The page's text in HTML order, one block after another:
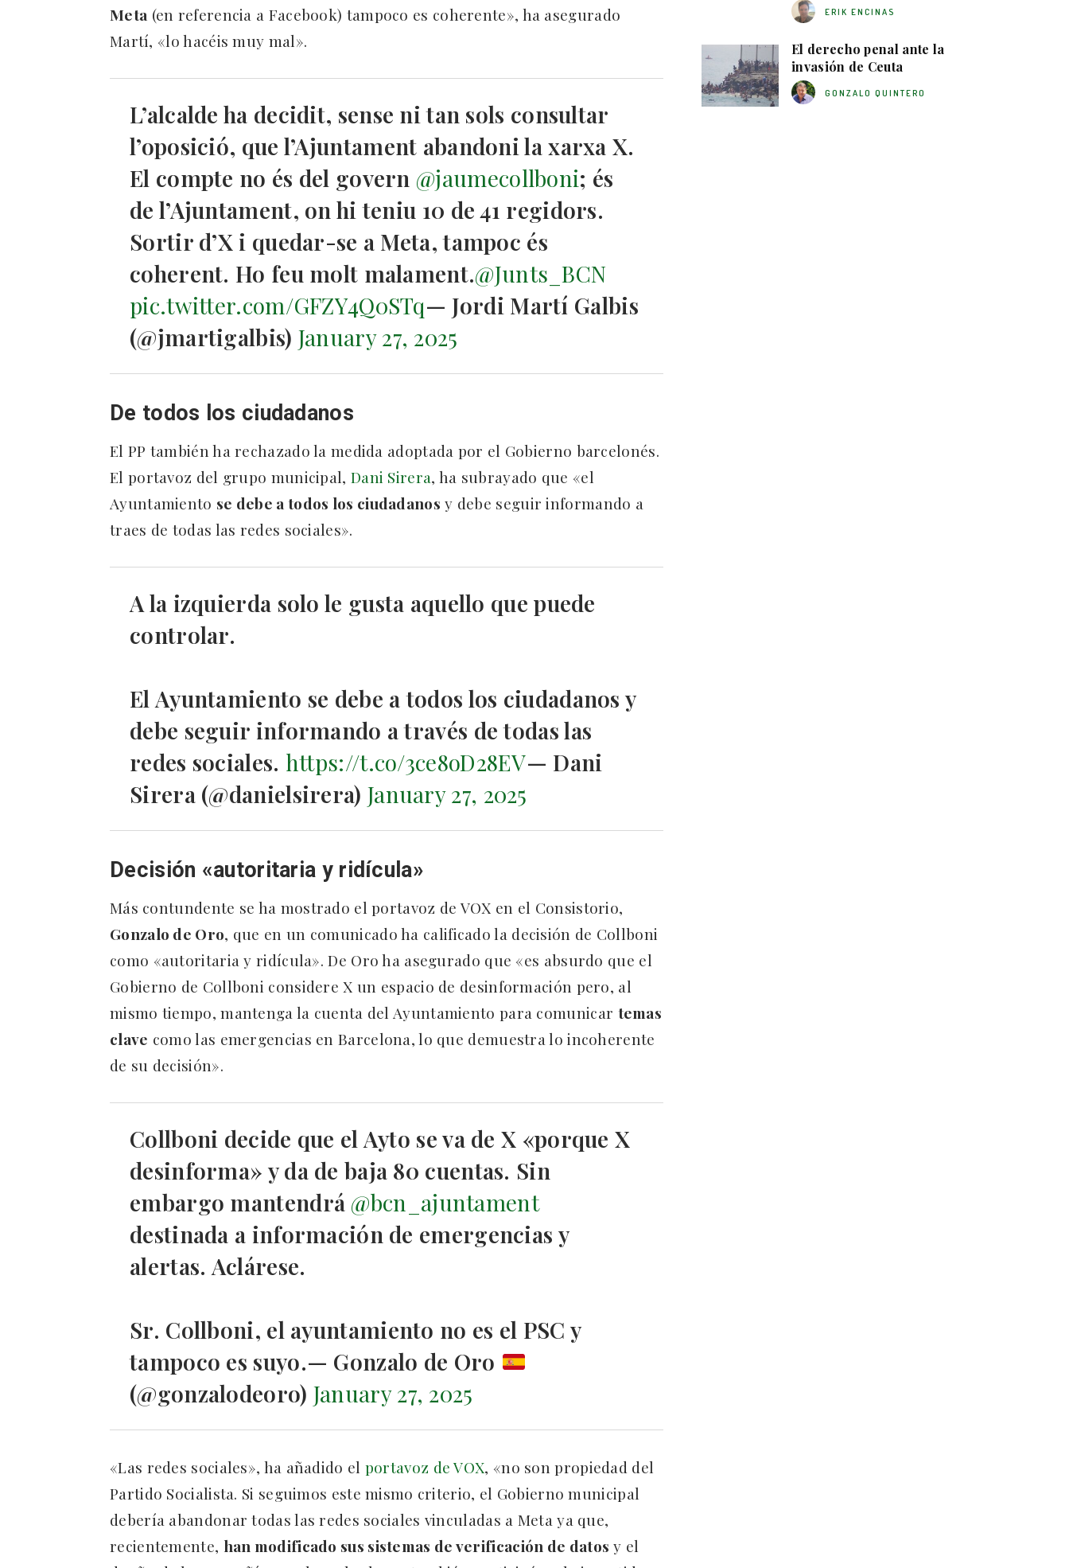
Meta (en referencia a Facebook) tampoco es coherente», ha asegurado
Martí, «lo hacéis muy mal».
L’alcalde ha decidit, sense ni tan sols consultar
l’oposició, que l’Ajuntament abandoni la xarxa X.
El compte no és del govern @jaumecollboni; és
de l’Ajuntament, on hi teniu 10 de 41 regidors.
Sortir d’X i quedar-se a Meta, tampoc és
coherent. Ho feu molt malament.@Junts_BCN
pic.twitter.com/GFZY4Q0STq— Jordi Martí Galbis
(@jmartigalbis) January 27, 2025
De todos los ciudadanos
El PP también ha rechazado la medida adoptada por el Gobierno barcelonés.
El portavoz del grupo municipal, Dani Sirera, ha subrayado que «el
Ayuntamiento se debe a todos los ciudadanos y debe seguir informando a
traes de todas las redes sociales».
A la izquierda solo le gusta aquello que puede
controlar.
El Ayuntamiento se debe a todos los ciudadanos y
debe seguir informando a través de todas las
redes sociales. https://t.co/3ce8oD28EV— Dani
Sirera (@danielsirera) January 27, 2025
Decisión «autoritaria y ridícula»
Más contundente se ha mostrado el portavoz de VOX en el Consistorio,
Gonzalo de Oro, que en un comunicado ha calificado la decisión de Collboni
como «autoritaria y ridícula». De Oro ha asegurado que «es absurdo que el
Gobierno de Collboni considere X un espacio de desinformación pero, al
mismo tiempo, mantenga la cuenta del Ayuntamiento para comunicar temas
clave como las emergencias en Barcelona, lo que demuestra lo incoherente
de su decisión».
Collboni decide que el Ayto se va de X «porque X
desinforma» y da de baja 80 cuentas. Sin
embargo mantendrá @bcn_ajuntament
destinada a información de emergencias y
alertas. Aclárese.
Sr. Collboni, el ayuntamiento no es el PSC y
tampoco es suyo.— Gonzalo de Oro
(@gonzalodeoro) January 27, 2025
«Las redes sociales», ha añadido el portavoz de VOX, «no son propiedad del
Partido Socialista. Si seguimos este mismo criterio, el Gobierno municipal
debería abandonar todas las redes sociales vinculadas a Meta ya que,
recientemente, han modificado sus sistemas de verificación de datos y el
ERIK ENCINAS
El derecho penal ante la
invasión de Ceuta
GONZALO QUINTERO